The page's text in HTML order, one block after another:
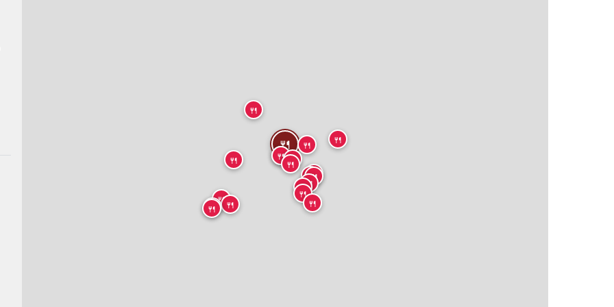
🍴
🍴🍴
🍴
🍴
🍴🍴
🍴
🍴
🍴
🍴
🍴
🍴
🍴
🍴
🍴
🍴
🍴
🍴
🍴